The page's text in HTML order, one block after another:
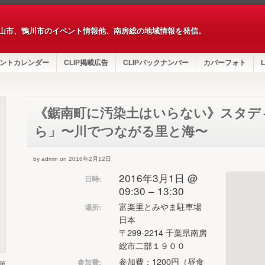
市、鴨川市のイベント情報他、南房総の地域情報を発信。
トカレンダー CLIP掲載広告 CLIPバックナンバー カバーフォト
《鋸南町に汚染土はいらない》スタ
ら」〜川でつながる里と海〜
by admin on 2016年2月12日
日時:
2016年3月1日 @
09:30 – 13:30
場所:
富楽里とみやま駐車場
日本
〒299-2214 千葉県南房
総市二部１９００
参加費: 参加費：1200円（昼食